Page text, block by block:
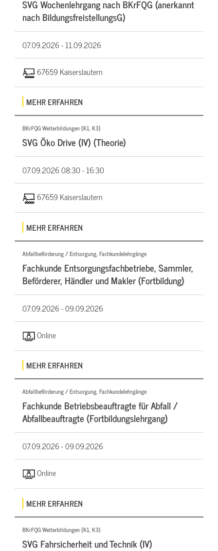
SVG Wochenlehrgang nach BKrFQG (anerkannt
nach BildungsfreistellungsG)
07.09.2026 -11.09.2026
67659 Kaiserslautern
MEHR ERFAHREN
BKrFQG Weiterbildungen (K1, K3)
SVG Öko Drive (IV) (Theorie)
07.09.202608:30 - 16:30
67659 Kaiserslautern
MEHR ERFAHREN
Abfallbeförderung / Entsorgung, Fachkundelehrgänge
Fachkunde Entsorgungsfachbetriebe, Sammler,
Beförderer, Händler und Makler (Fortbildung)
07.09.2026 -09.09.2026
Online
MEHR ERFAHREN
Abfallbeförderung / Entsorgung, Fachkundelehrgänge
Fachkunde Betriebsbeauftragte für Abfall /
Abfallbeauftragte (Fortbildungslehrgang)
07.09.2026 -09.09.2026
Online
MEHR ERFAHREN
BKrFQG Weiterbildungen (K1, K3)
SVG Fahrsicherheit und Technik (IV)